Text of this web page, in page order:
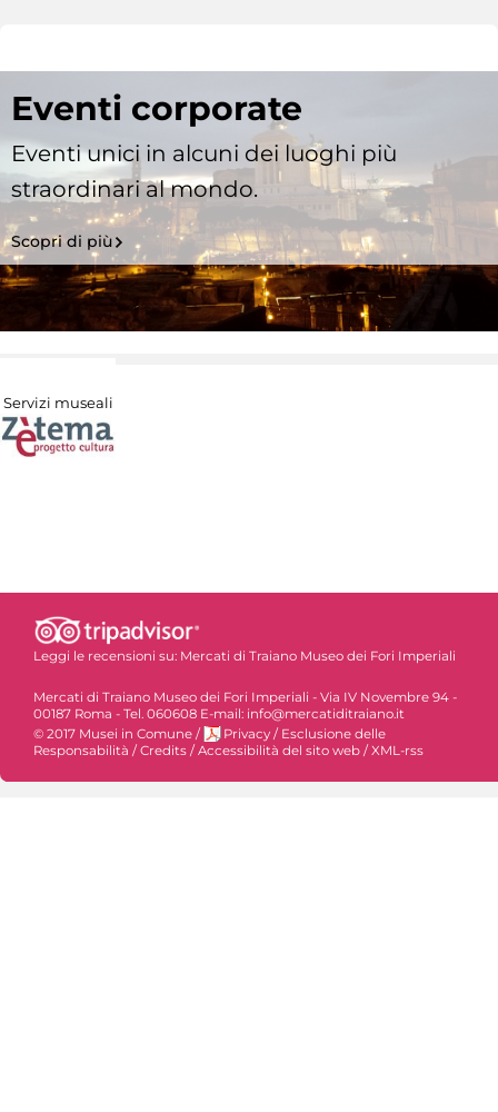
Eventi corporate
Eventi unici in alcuni dei luoghi più
straordinari al mondo.
Scopri di più
Servizi museali
Leggi le recensioni su: Mercati di Traiano Museo dei Fori Imperiali
Mercati di Traiano Museo dei Fori Imperiali - Via IV Novembre 94 -
00187 Roma - Tel. 060608 E-mail: info@mercatiditraiano.it
© 2017 Musei in Comune / Privacy / Esclusione delle
Responsabilità /Credits /Accessibilità del sito web /XML-rss